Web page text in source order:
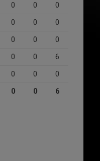
0 0
0
0 0
0
0 0
0
0 0
6
0 0
0
0 0 6